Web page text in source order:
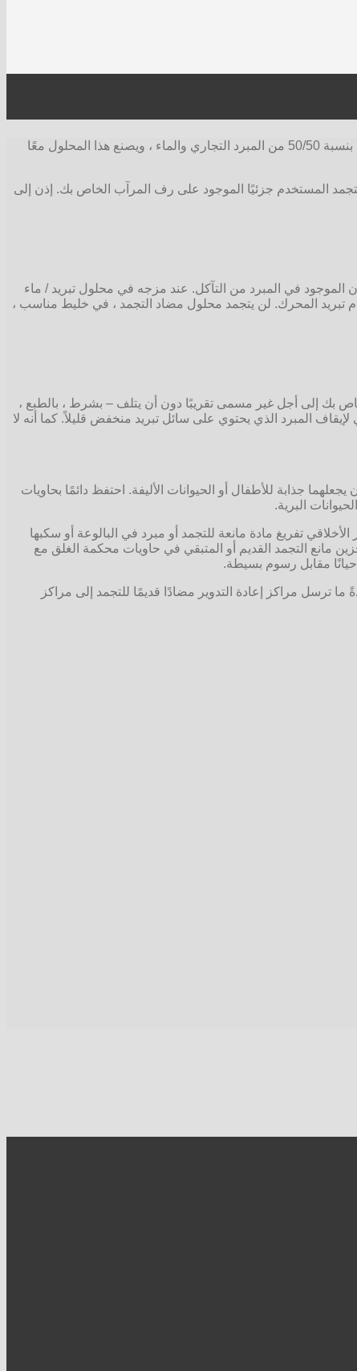
المبرد ، يسمى أحيانًا مضاد التجمد ، هو السائل الأخضر أو ​​الأصفر أو البرتقالي الذي يملأ رادياتير السيارة. المبرد في المبرد الخاص بك هو خليط بنسبة 50/50 من المبرد التجاري والماء ، ويصنع هذا المحلول معًا
المستخدم جزئيًا الموجود على رف المرآب الخاص بك. إذن إلى
الموجود في المبرد من التآكل. عند مزجه في محلول تبريد / ماء
نظام تبريد المحرك. لن يتجمد محلول مضاد التجمد ، في خليط مناسب ،
بك إلى أجل غير مسمى تقريبًا دون أن يتلف – بشرط ، بالطبع ،
المبرد الذي يحتوي على سائل تبريد منخفض قليلاً. كما أنه لا
جذابة للأطفال أو الحيوانات الأليفة. احتفظ دائمًا بحاويات
البرية.
تفريغ مادة مانعة للتجمد أو مبرد في البالوعة أو سكبها
مانع التجمد القديم أو المتبقي في حاويات محكمة الغلق مع
مقابل رسوم بسيطة.
ترسل مراكز إعادة التدوير مضادًا قديمًا للتجمد إلى مراكز